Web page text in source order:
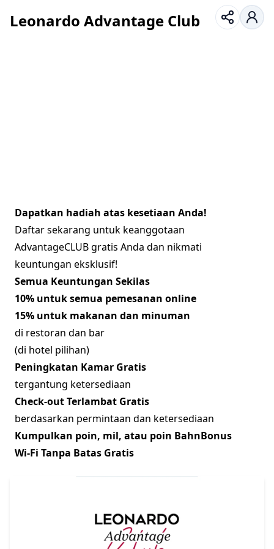
Leonardo Advantage Club
Dapatkan hadiah atas kesetiaan Anda!
Daftar sekarang untuk keanggotaan
AdvantageCLUB gratis Anda dan nikmati
keuntungan eksklusif!
Semua Keuntungan Sekilas
10% untuk semua pemesanan online
15% untuk makanan dan minuman
di restoran dan bar
(di hotel pilihan)
Peningkatan Kamar Gratis
tergantung ketersediaan
Check-out Terlambat Gratis
berdasarkan permintaan dan ketersediaan
Kumpulkan poin, mil, atau poin BahnBonus
Wi-Fi Tanpa Batas Gratis